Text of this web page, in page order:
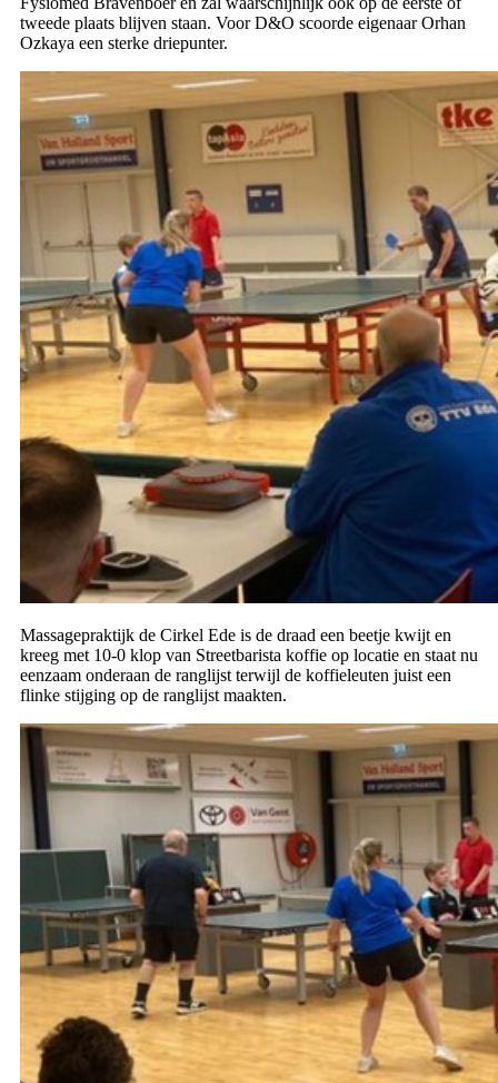
tweede plaats blijven staan. Voor D&O scoorde eigenaar Orhan
Ozkaya een sterke driepunter.
Massagepraktijk de Cirkel Ede is de draad een beetje kwijt en
kreeg met 10-0 klop van Streetbarista koffie op locatie en staat nu
eenzaam onderaan de ranglijst terwijl de koffieleuten juist een
flinke stijging op de ranglijst maakten.